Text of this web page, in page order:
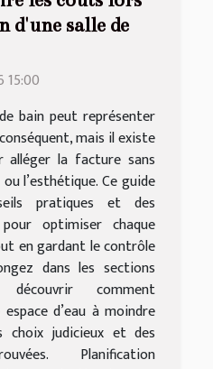
d'une salle de
15:00
bain peut représenter
mais il existe
alléger la facture sans
l’esthétique. Ce guide
pratiques et des
optimiser chaque
en gardant le contrôle
dans les sections
comment
d’eau à moindre
choix judicieux et des
Planification